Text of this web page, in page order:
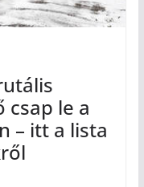
csap le a
– itt a lista